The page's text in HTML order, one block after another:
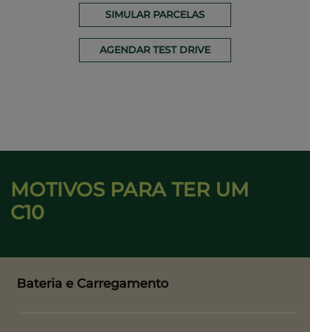
SIMULAR PARCELAS
AGENDAR TEST DRIVE
MOTIVOS PARA TER UM
C10
Bateria e Carregamento